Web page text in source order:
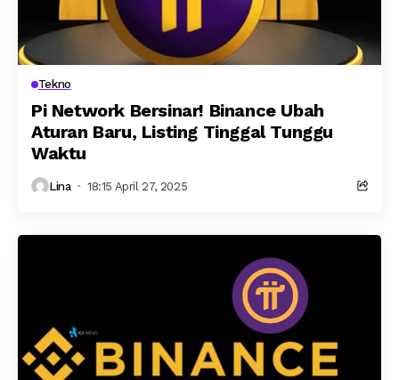
Tekno
Pi Network Bersinar! Binance Ubah
Aturan Baru, Listing Tinggal Tunggu
Waktu
Lina 18:15 April 27, 2025